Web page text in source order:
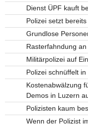
Dienst ÜPF kauft
Polizei setzt
Grundlose
Rasterfahndung
Militärpolizei auf
Polizei schnüffelt
Kostenabwälzung
Demos in Luzern
Polizisten kaum
Wenn der Polizist